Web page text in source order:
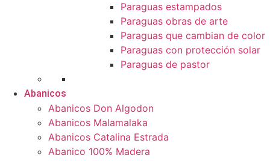
Paraguas estampados
Paraguas obras de arte
Paraguas que cambian de color
Paraguas con protección solar
Paraguas de pastor
Abanicos
Abanicos Don Algodon
Abanicos Malamalaka
Abanicos Catalina Estrada
Abanico 100% Madera